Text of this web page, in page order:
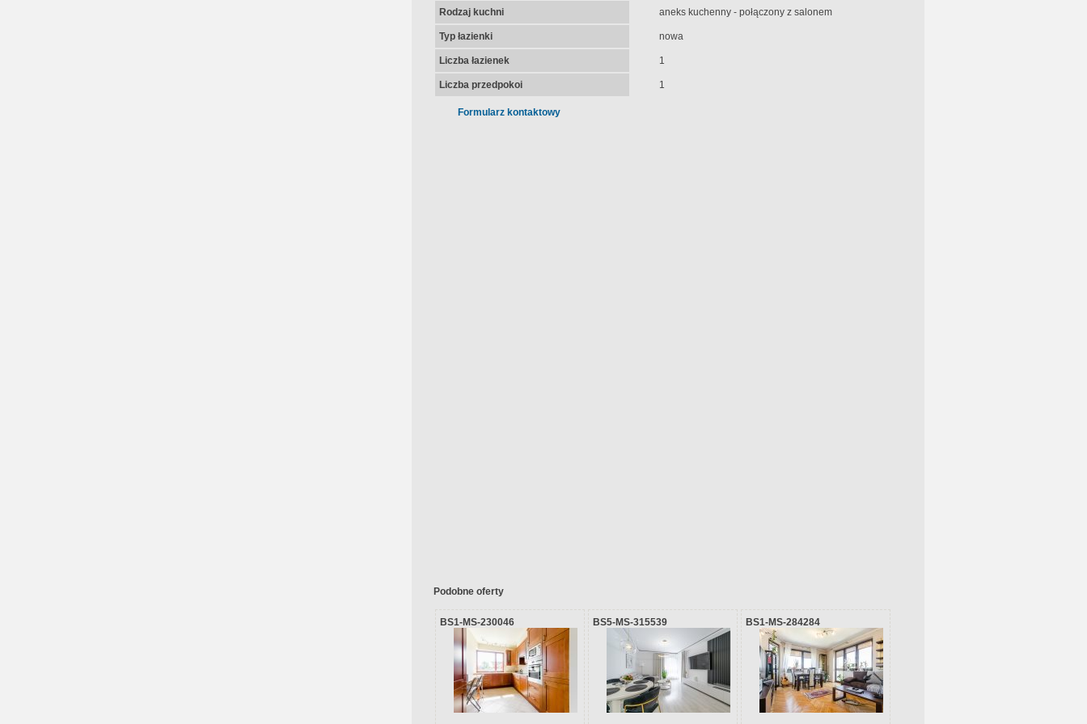
Rodzaj kuchni aneks kuchenny - połączony z salonem
Typ łazienki nowa
Liczba łazienek 1
Liczba przedpokoi 1
Formularz kontaktowy
Podobne oferty
BS1-MS-230046 BS5-MS-315539 BS1-MS-284284